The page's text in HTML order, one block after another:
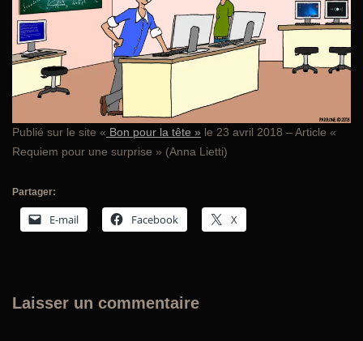
Publié sur le site « Bon pour la tête » le 23 avril 2018 – Article «
Requiem pour une surprise » (Anna Lietti)
Partager:
E-mail Facebook X
Laisser un commentaire